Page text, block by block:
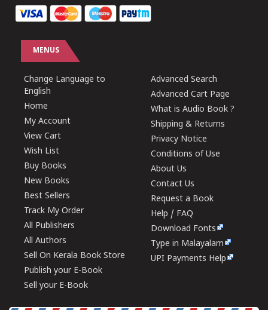
MENUS
Change Language to
English
Home
My Account
View Cart
Wish List
Buy Books
New Books
Best Sellers
Track My Order
All Publishers
All Authors
Sell On Kerala Book Store
Publish your E-Book
Sell your E-Book
Advanced Search
Advanced Cart Page
What is Audio Book ?
Shipping & Returns
Privacy Notice
Conditions of Use
About Us
Contact Us
Request a Book
Help / FAQ
Download Fonts
Type in Malayalam
UPI Payments Help